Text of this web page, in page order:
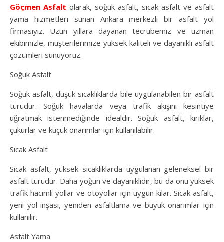
Göçmen Asfalt olarak, soğuk asfalt, sıcak asfalt ve asfalt
yama hizmetleri sunan Ankara merkezli bir asfalt yol
firmasıyız. Uzun yıllara dayanan tecrübemiz ve uzman
ekibimizle, müşterilerimize yüksek kaliteli ve dayanıklı asfalt
çözümleri sunuyoruz.
Soğuk Asfalt
Soğuk asfalt, düşük sıcaklıklarda bile uygulanabilen bir asfalt
türüdür. Soğuk havalarda veya trafik akışını kesintiye
uğratmak istenmediğinde idealdir. Soğuk asfalt, kırıklar,
çukurlar ve küçük onarımlar için kullanılabilir.
Sıcak Asfalt
Sıcak asfalt, yüksek sıcaklıklarda uygulanan geleneksel bir
asfalt türüdür. Daha yoğun ve dayanıklıdır, bu da onu yüksek
trafik hacimli yollar ve otoyollar için uygun kılar. Sıcak asfalt,
yeni yol inşası, yeniden asfaltlama ve büyük onarımlar için
kullanılır.
Asfalt Yama